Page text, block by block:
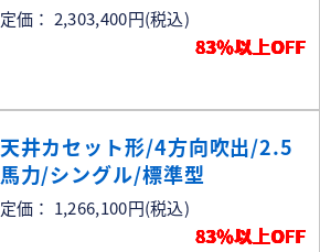
定価： 2,303,400円(税込)
83％以上OFF
天井カセット形/4方向吹出/2.5
馬力/シングル/標準型
定価： 1,266,100円(税込)
83％以上OFF